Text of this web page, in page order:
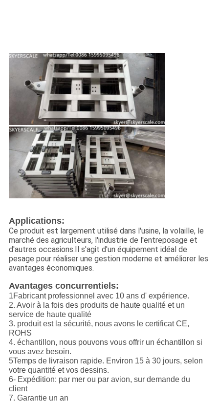
Applications:
Ce produit est largement utilisé dans l'usine, la volaille, le
marché des agriculteurs, l'industrie de l'entreposage et
d'autres occasions.Il s'agit d'un équipement idéal de
pesage pour réaliser une gestion moderne et améliorer les
avantages économiques.
Avantages concurrentiels:
1Fabricant professionnel avec 10 ans d' expérience.
2. Avoir à la fois des produits de haute qualité et un
service de haute qualité
3. produit est la sécurité, nous avons le certificat CE,
ROHS
4. échantillon, nous pouvons vous offrir un échantillon si
vous avez besoin.
5Temps de livraison rapide. Environ 15 à 30 jours, selon
votre quantité et vos dessins.
6- Expédition: par mer ou par avion, sur demande du
client
7. Garantie un an